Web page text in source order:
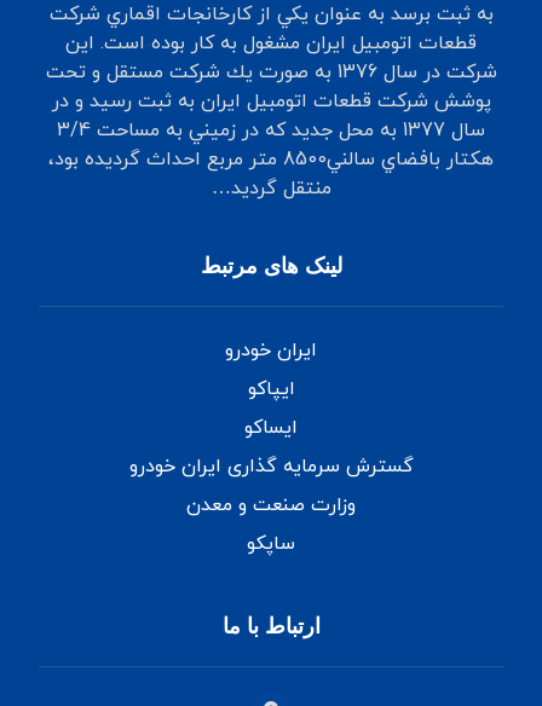
به‌ ثبت‌ برسد به‌ عنوان‌ يكي‌ از كارخانجات‌ اقماري ‌شركت‌
قطعات‌ اتومبيل‌ ايران‌ مشغول‌ به‌ كار بوده‌ است.‌ اين
شركت‌ در سال‌ 1376 به‌ صورت‌ يك‌ شركت‌ مستقل‌ و تحت
‌پوشش‌ شركت‌ قطعات‌ اتومبيل‌ ايران‌ به‌ ثبت‌ رسيد و در
سال 1377 به‌ محل‌ جديد كه‌ در زميني‌ به‌ مساحت‌ 3/4
هكتار بافضاي‌ سالني‌8500 متر مربع‌ احداث‌ گرديده‌ بود،
منتقل‌ گرديد…
لینک های مرتبط
ایران خودرو
ایپاکو
ایساکو
گسترش سرمایه گذاری ایران خودرو
وزارت صنعت و معدن
ساپکو
ارتباط با ما